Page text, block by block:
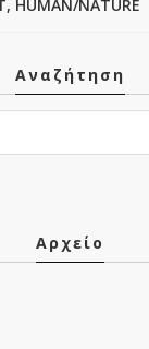
HUMAN/NATURE
Αναζήτηση
Αρχείο